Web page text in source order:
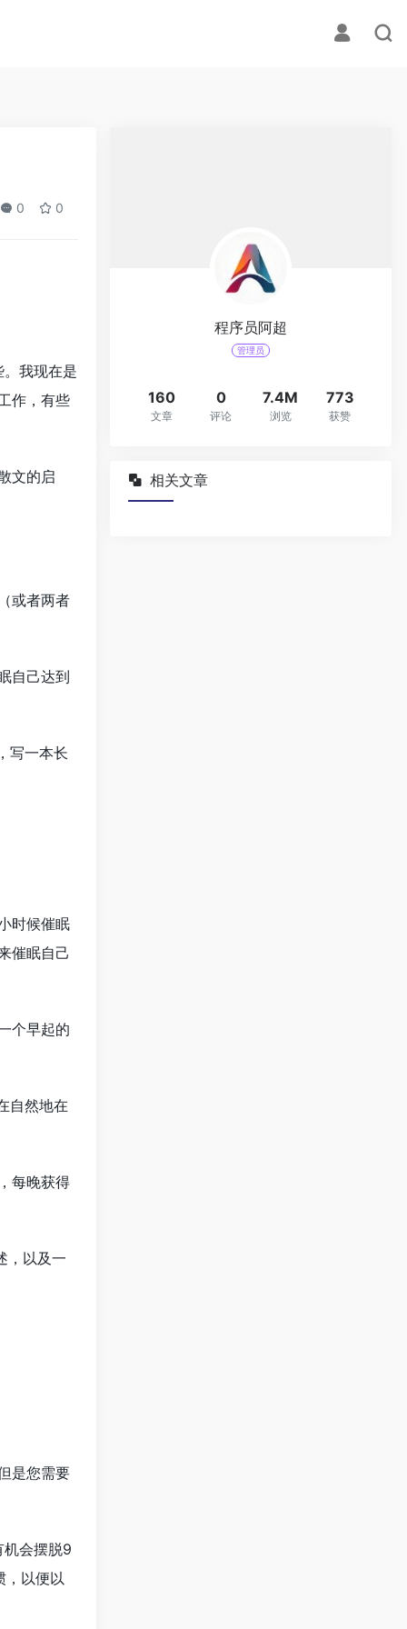
0 0
我现在是
作，有些
文的启
或者两者
自己达到
写一本长
时候催眠
催眠自己
个早起的
自然地在
每晚获得
，以及一
是您需要
机会摆脱9
，以便以
程序员阿超
管理员
160
文章
0
评论
7.4M
浏览
773
获赞
相关文章